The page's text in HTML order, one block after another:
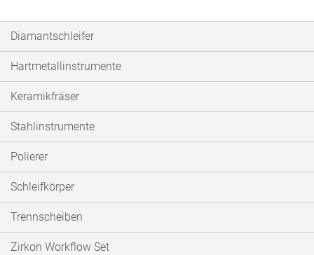
Diamantschleifer
Hartmetallinstrumente
Keramikfräser
Stahlinstrumente
Polierer
Schleifkörper
Trennscheiben
Zirkon Workflow Set